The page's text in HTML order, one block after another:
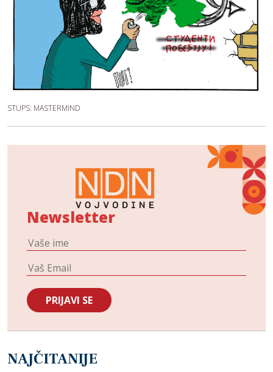
STUPS: MASTERMIND
Newsletter
NAJČITANIJE